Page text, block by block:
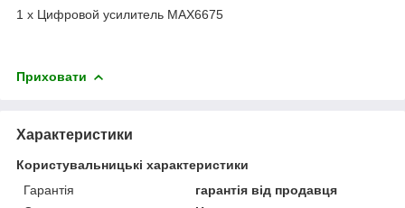
1 х Цифровой усилитель MAX6675
Приховати
Характеристики
Користувальницькі характеристики
Гарантія
гарантія від продавця